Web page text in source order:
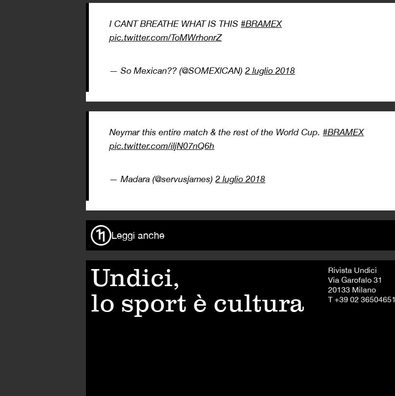
I CANT BREATHE WHAT IS THIS#BRAMEX
pic.twitter.com/ToMWrhonrZ
— So Mexican?? (@SOMEXlCAN)2 luglio 2018
Neymar this entire match & the rest of the World Cup.#BRAMEX
pic.twitter.com/iljN07nQ6h
— Madara (@servusjames)2 luglio 2018
Leggi anche
Undici,
lo sport è cultura
Rivista Undici
Via Garofalo 31
20133 Milano
T +39 02 36504651